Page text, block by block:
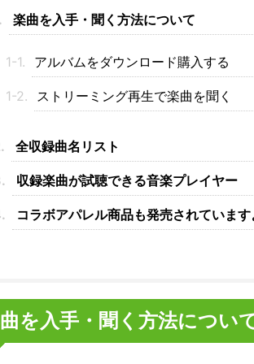
楽曲を入手・聞く方法について
アルバムをダウンロード購入する
ストリーミング再生で楽曲を聞く
全収録曲名リスト
収録楽曲が試聴できる音楽プレイヤー
コラボアパレル商品も発売されています
を入手・聞く方法につい